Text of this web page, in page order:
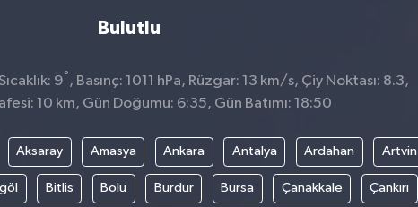
Bulutlu
9° , Basınç: 1011 hPa, Rüzgar: 13 km/s, Çiy Noktası: 8.3,
10 km, Gün Doğumu: 6:35, Gün Batımı: 18:50
Aksaray Amasya Ankara Antalya Ardahan Artvin
Bitlis Bolu Burdur Bursa Çanakkale Çankırı